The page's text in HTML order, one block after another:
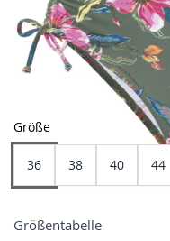
Größe
36 38 40 44
Größentabelle